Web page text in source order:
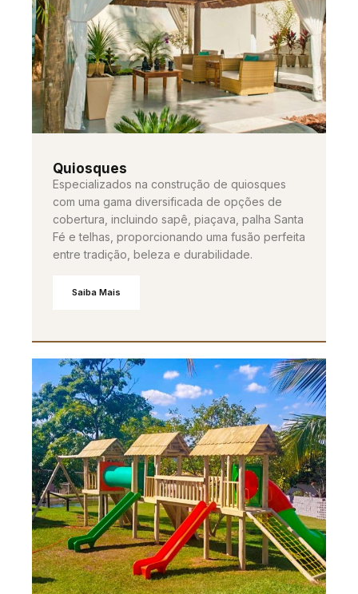
Quiosques
Especializados na construção de quiosques
com uma gama diversificada de opções de
cobertura, incluindo sapê, piaçava, palha Santa
Fé e telhas, proporcionando uma fusão perfeita
entre tradição, beleza e durabilidade.
Saiba Mais